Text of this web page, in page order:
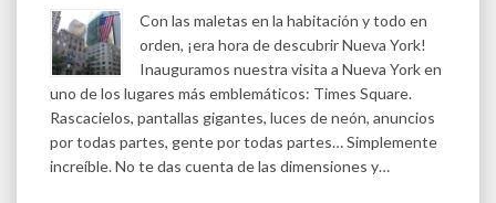
Con las maletas en la habitación y todo en
orden, ¡era hora de descubrir Nueva York!
Inauguramos nuestra visita a Nueva York en
uno de los lugares más emblemáticos: Times Square.
Rascacielos, pantallas gigantes, luces de neón, anuncios
por todas partes, gente por todas partes… Simplemente
increíble. No te das cuenta de las dimensiones y…